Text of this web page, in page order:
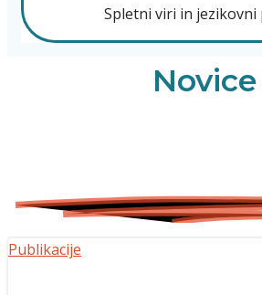
Spletni viri in
Novice
Publikacije